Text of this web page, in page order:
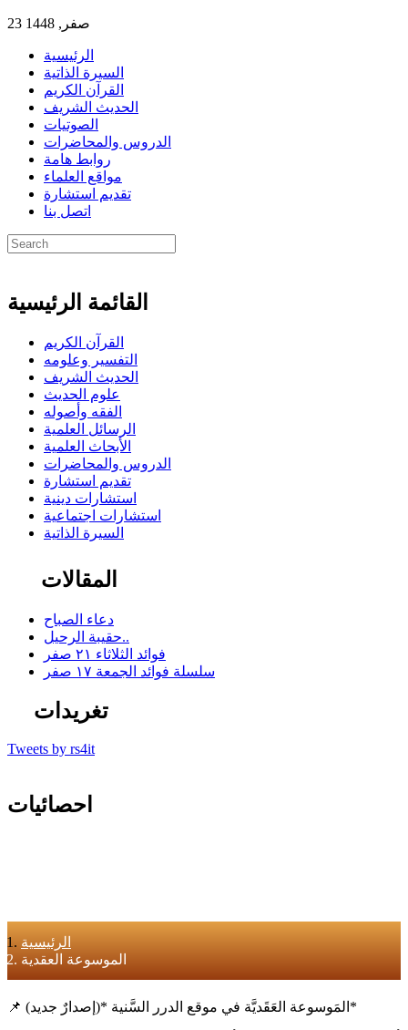
23 صفر, 1448
الرئيسية
السيرة الذاتية
القرآن الكريم
الحديث الشريف
الصوتيات
الدروس والمحاضرات
روابط هامة
مواقع العلماء
تقديم استشارة
اتصل بنا
القائمة الرئيسية
القرآن الكريم
التفسير وعلومه
الحديث الشريف
علوم الحديث
الفقه وأصوله
الرسائل العلمية
الأبحاث العلمية
الدروس والمحاضرات
تقديم استشارة
استشارات دينية
استشارات اجتماعية
السيرة الذاتية
المقالات
دعاء الصباح
حقيبة الرحيل..
فوائد الثلاثاء ٢١ صفر
سلسلة فوائد الجمعة ١٧ صفر
تغريدات
Tweets by rs4it
احصائيات
الرئيسية
الموسوعة العقدية
📌 المَوسوعة العَقَديَّة في موقع الدرر السَّنية *(إصدارٌ جديد)*